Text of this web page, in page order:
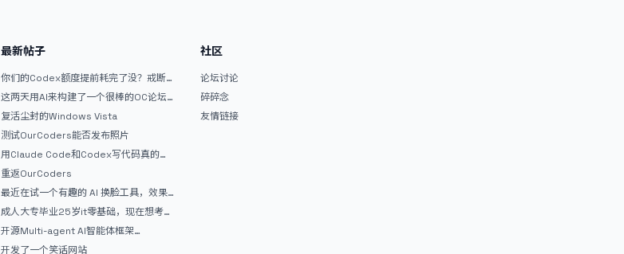
最新帖子
你们的Codex额度提前耗完了没？戒断
反应如何？
这两天用AI来构建了一个很棒的OC论坛
精华区
复活尘封的Windows Vista
测试OurCoders能否发布照片
用Claude Code和Codex写代码真的
爽，但是App怎么挣钱还是很难啊
重返OurCoders
最近在试一个有趣的 AI 换脸工具，效果
挺不错
成人大专毕业25岁it零基础，现在想考软
件设计师，有什么好的建议吗，谢谢！
开源Multi-agent AI智能体框架
aevatar.ai，欢迎大家贡献代码
开发了一个笑话网站
社区
论坛讨论
碎碎念
友情链接